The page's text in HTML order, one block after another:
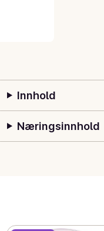
Innhold
Næringsinnhold